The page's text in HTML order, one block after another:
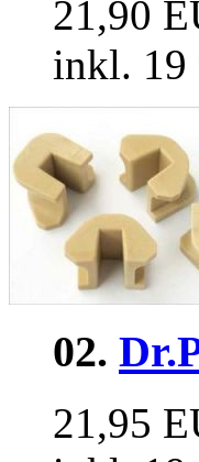
21,90
inkl. 19
02.
21,95